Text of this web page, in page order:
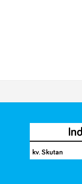
kv. Skutan